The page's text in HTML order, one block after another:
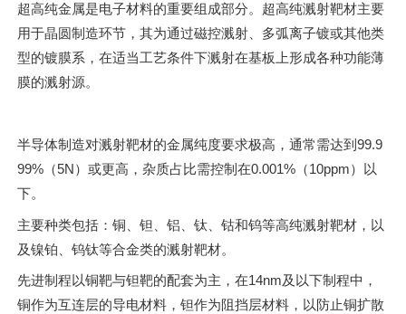
超高纯金属是电子材料的重要组成部分。超高纯溅射靶材主要
用于晶圆制造环节，其为通过磁控溅射、多弧离子镀或其他类
型的镀膜系，在适当工艺条件下溅射在基板上形成各种功能薄
膜的溅射源。
半导体制造对溅射靶材的金属纯度要求极高，通常需达到99.9
99%（5N）或更高，杂质占比需控制在0.001%（10ppm）以
下。
主要种类包括：铜、钽、铝、钛、钴和钨等高纯溅射靶材，以
及镍铂、钨钛等合金类的溅射靶材。
先进制程以铜靶与钽靶的配套为主，在14nm及以下制程中，
铜作为互连层的导电材料，钽作为阻挡层材料，以防止铜扩散